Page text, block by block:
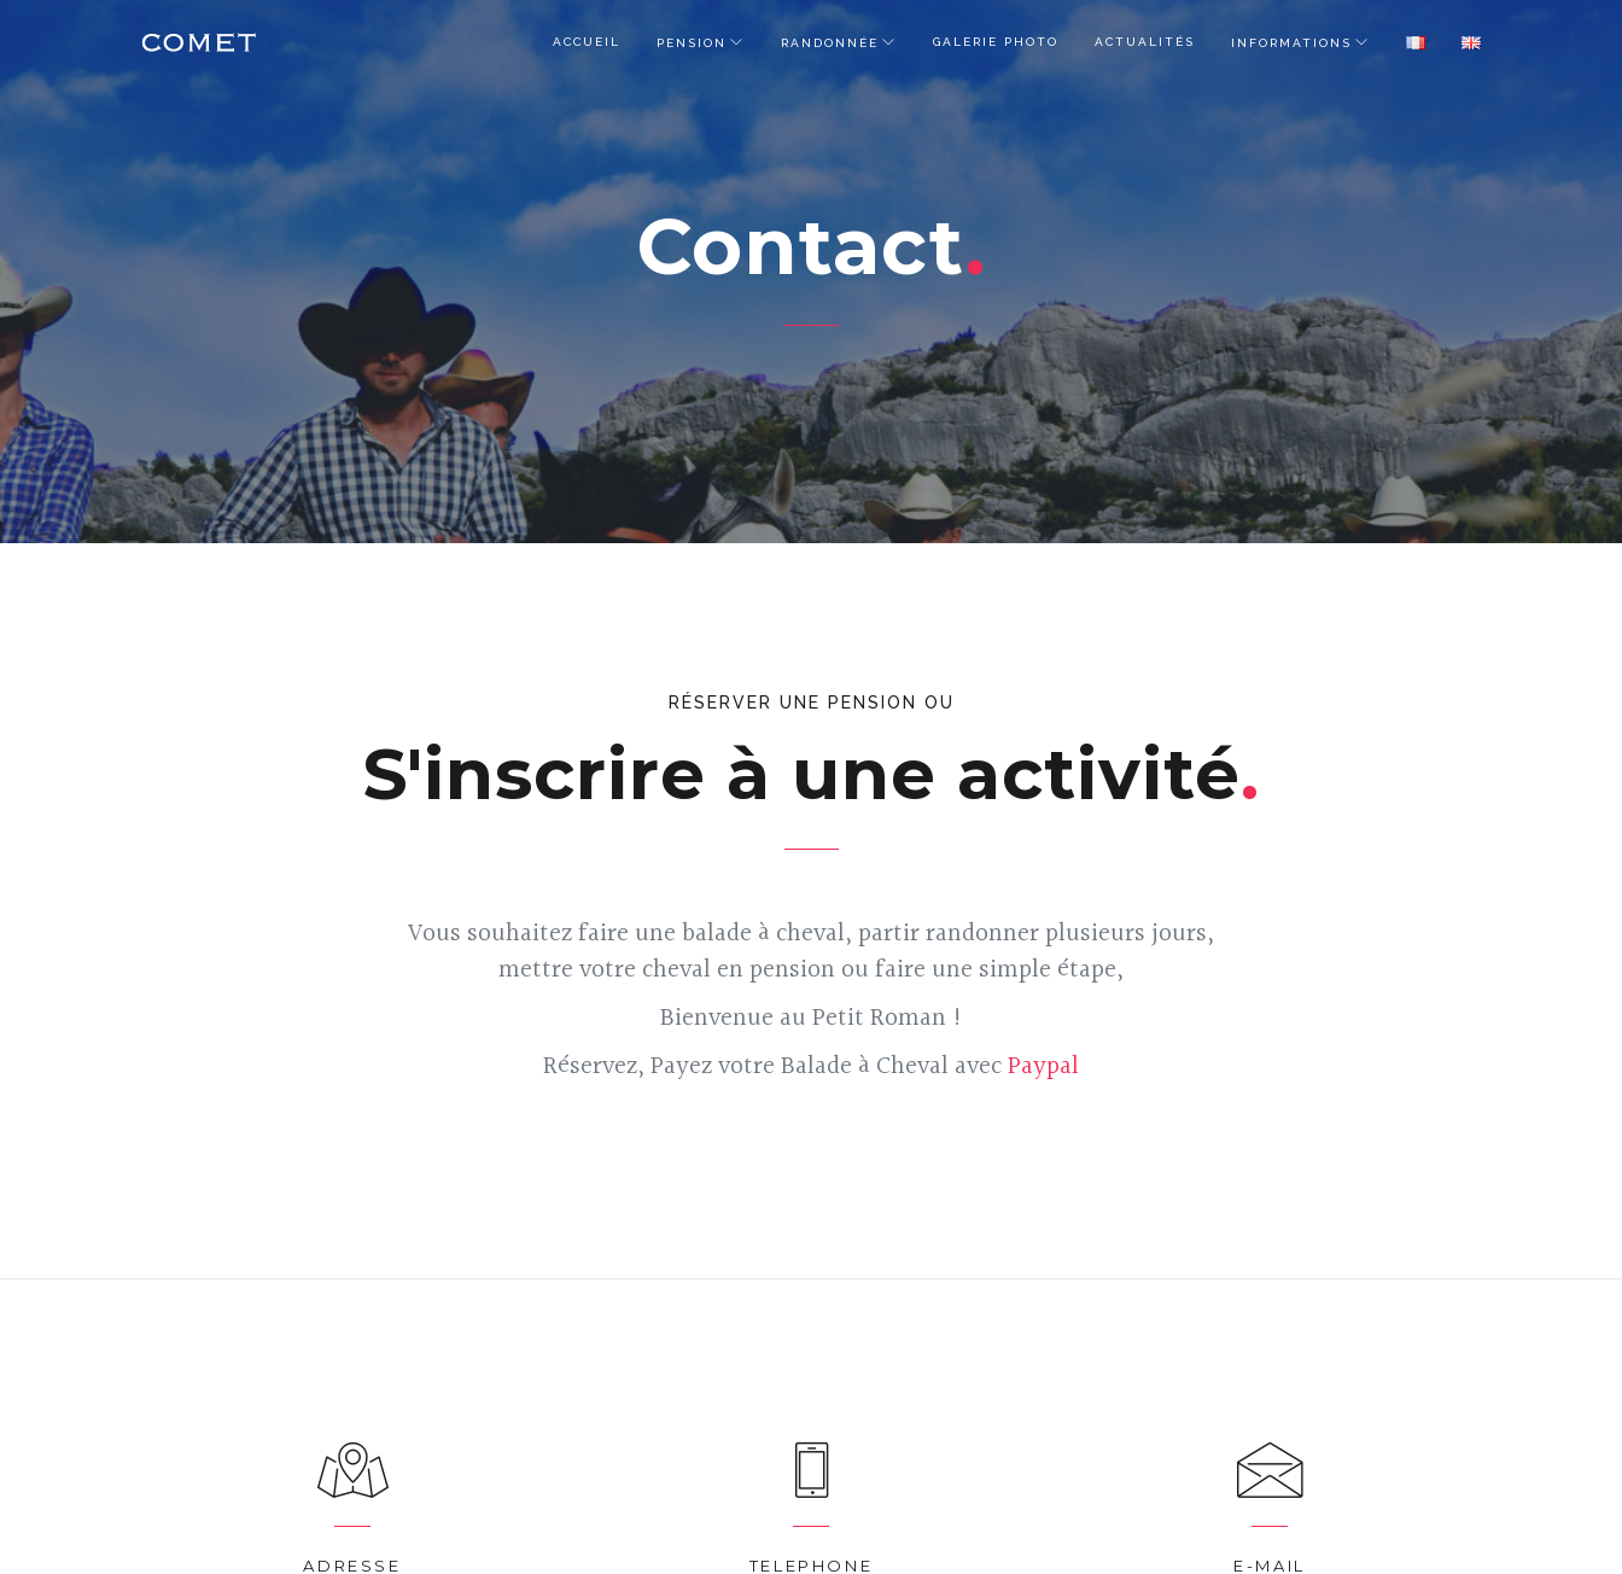
ACCUEIL PENSION RANDONNÉE GALERIE PHOTO ACTUALITÉS INFORMATIONS
Contact
RÉSERVER UNE PENSION OU
S'inscrire à une activité
Vous souhaitez faire une balade à cheval, partir randonner plusieurs jours,
mettre votre cheval en pension ou faire une simple étape,
Bienvenue au Petit Roman !
Réservez, Payez votre Balade à Cheval avecPaypal
ADRESSE TELEPHONE E-MAIL